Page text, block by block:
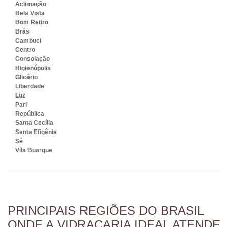
Aclimação
Bela Vista
Bom Retiro
Brás
Cambuci
Centro
Consolação
Higienópolis
Glicério
Liberdade
Luz
Pari
República
Santa Cecília
Santa Efigênia
Sé
Vila Buarque
PRINCIPAIS REGIÕES DO BRASIL